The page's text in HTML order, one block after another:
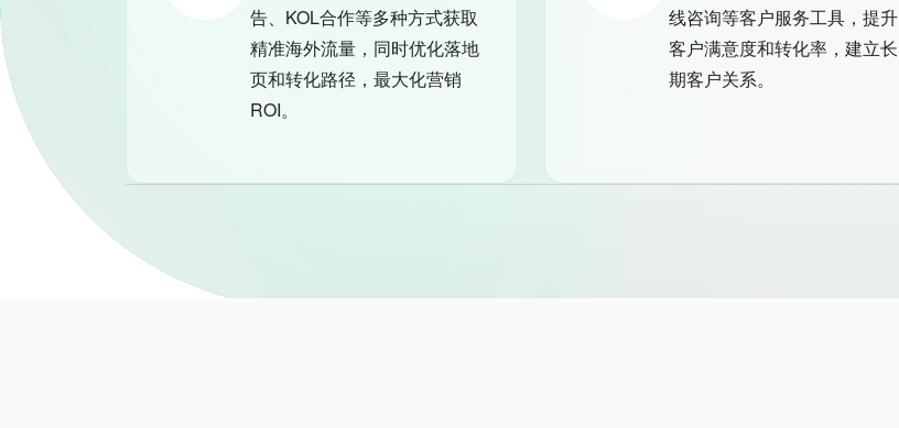
告、KOL合作等多种方式获取
精准海外流量，同时优化落地
页和转化路径，最大化营销
ROI。
线咨询等客户服务工具，提升
客户满意度和转化率，建立长
期客户关系。